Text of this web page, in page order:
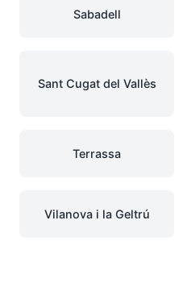
Sabadell
Sant Cugat del Vallès
Terrassa
Vilanova i la Geltrú